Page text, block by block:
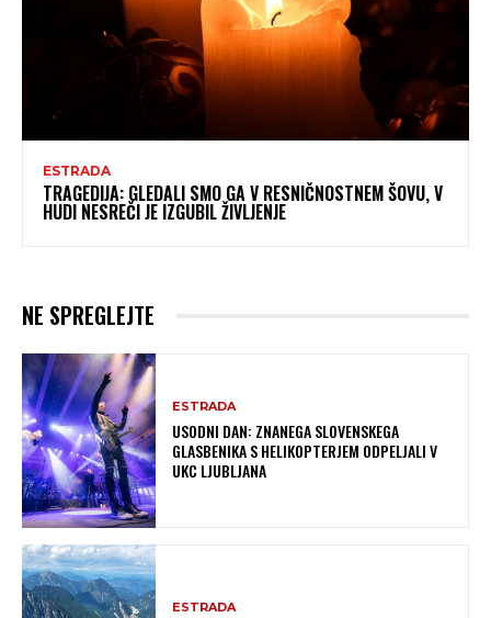
ESTRADA
TRAGEDIJA: GLEDALI SMO GA V RESNIČNOSTNEM ŠOVU, V
HUDI NESREČI JE IZGUBIL ŽIVLJENJE
NE SPREGLEJTE
ESTRADA
USODNI DAN: ZNANEGA SLOVENSKEGA
GLASBENIKA S HELIKOPTERJEM ODPELJALI V
UKC LJUBLJANA
ESTRADA